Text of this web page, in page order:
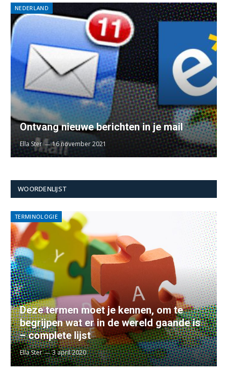
NEDERLAND
Ontvang nieuwe berichten in je mail
Ella Ster 16 november 2021
WOORDENLIJST
TERMINOLOGIE
Deze termen moet je kennen, om te
begrijpen wat er in de wereld gaande is
– complete lijst
Ella Ster 3 april 2020